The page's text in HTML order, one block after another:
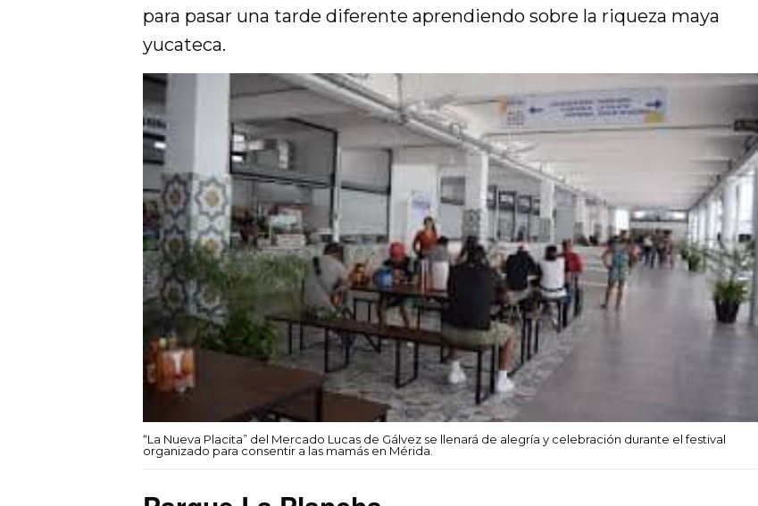
para pasar una tarde diferente aprendiendo sobre la riqueza maya
yucateca.
“La Nueva Placita” del Mercado Lucas de Gálvez se llenará de alegría y celebración durante el festival
organizado para consentir a las mamás en Mérida.